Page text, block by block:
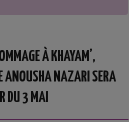
À KHAYAM’,
ANOUSHA NAZARI SERA
DU 3 MAI